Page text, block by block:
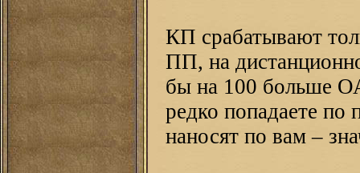
КП срабатывают
ПП, на
бы на 100 больше
редко попадаете по
наносят по вам –